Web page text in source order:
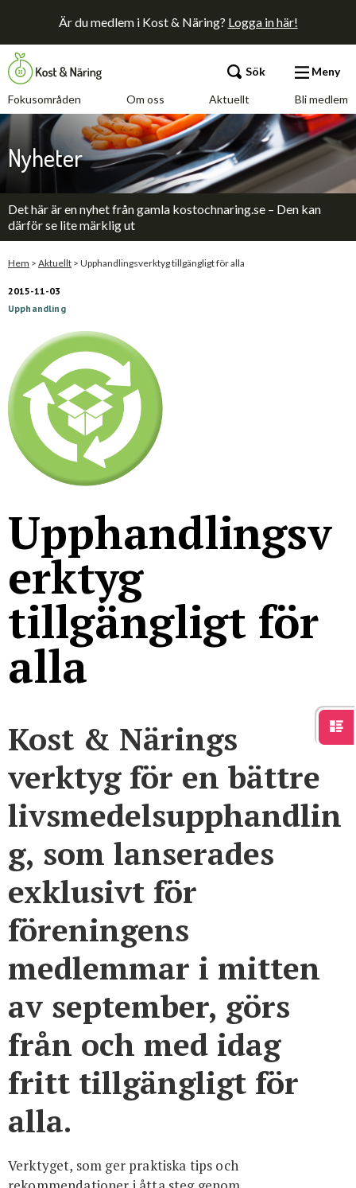
Är du medlem i Kost & Näring? Logga in här!
Fokusområden Om oss Aktuellt Bli medlem
Sök Meny
Fokusområden
Om oss
Aktuellt
Bli medlem
För studenter English
Nyheter
Det här är en nyhet från gamla kostochnaring.se – Den kan
därför se lite märklig ut
Hem > Aktuellt > Upphandlingsverktyg tillgängligt för alla
2015-11-03
Upphandling
Upphandlingsv
erktyg
tillgängligt för
alla
Kost & Närings
verktyg för en bättre
livsmedelsupphandlin
g, som lanserades
exklusivt för
föreningens
medlemmar i mitten
av september, görs
från och med idag
fritt tillgängligt för
alla.
Verktyget, som ger praktiska tips och